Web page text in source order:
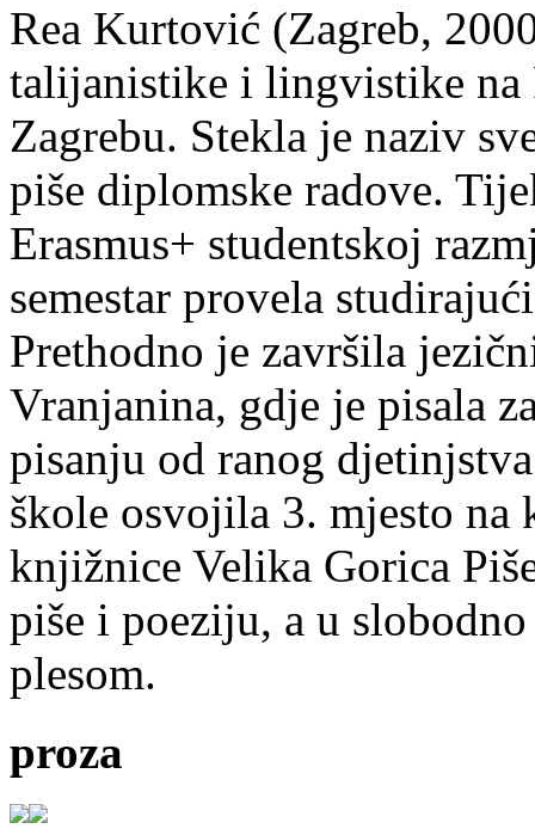
Rea Kurtović (Zagreb,
talijanistike i lingvistike
Zagrebu. Stekla je naziv
piše diplomske radove.
Erasmus+ studentskoj
semestar provela
Prethodno je završila
Vranjanina, gdje je pisala
pisanju od ranog
škole osvojila 3. mjesto na
knjižnice Velika Gorica
piše i poeziju, a u
plesom.
proza